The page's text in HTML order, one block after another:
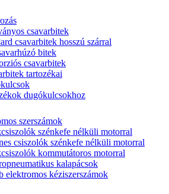
csavarbitek
csavarbitek hosszú szárral
bitek
csavarbitek
tartozékai
dugókulcsokhoz
szerszámok
szénkefe nélküli motorral
csiszolók szénkefe nélküli motorral
kommutátoros motorral
kalapácsok
elektromos kéziszerszámok